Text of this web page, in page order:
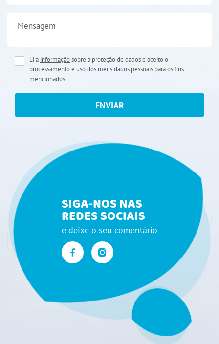
Mensagem
Li a informaçãosobre a proteção de dados e aceito o
processamento e uso dos meus dados pessoais para os fins
mencionados.
ENVIAR
SIGA-NOS NAS
REDES SOCIAIS
e deixe o seu comentário